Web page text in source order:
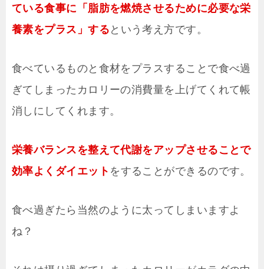
ている食事に「脂肪を燃焼させるために必要な栄
養素をプラス」する という考え方です。
食べているものと食材をプラスすることで食べ過
ぎてしまったカロリーの消費量を上げてくれて帳
消しにしてくれます。
栄養バランスを整えて代謝をアップさせることで
効率よくダイエット をすることができるのです。
食べ過ぎたら当然のように太ってしまいますよ
ね？